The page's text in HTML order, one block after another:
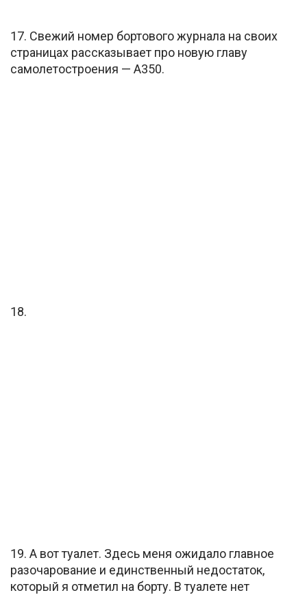
17. Свежий номер бортового журнала на своих
страницах рассказывает про новую главу
самолетостроения — А350.
18.
19. А вот туалет. Здесь меня ожидало главное
разочарование и единственный недостаток,
который я отметил на борту. В туалете нет